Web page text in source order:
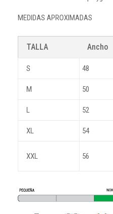
MEDIDAS APROXIMADAS
TALLA Ancho
S 48
M 50
L 52
XL 54
XXL 56